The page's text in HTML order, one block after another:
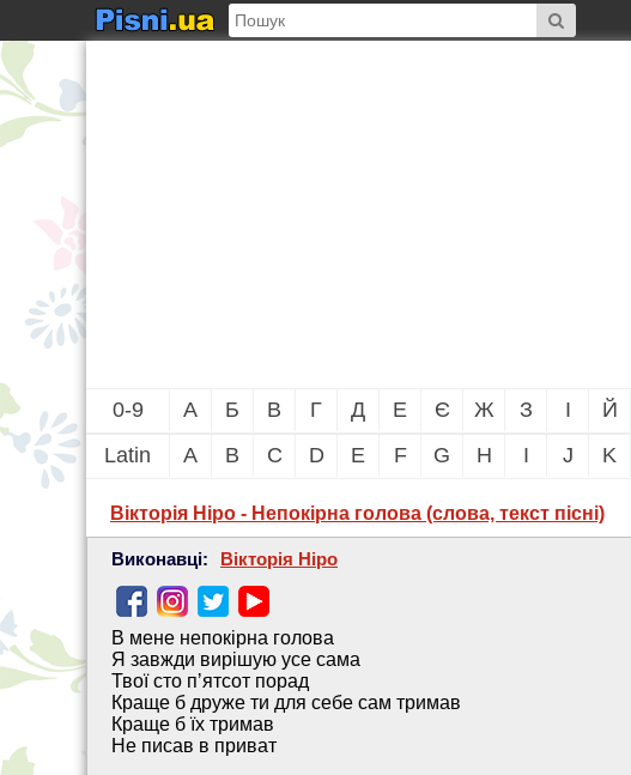
0-9 А Б В Г Д Е Є Ж З І Й
Latin
A B C D E F G H I J K
Вікторія Ніро - Непокірна голова (слова, текст пісні)
Виконавці: Вікторія Ніро
В мене непокірна голова
Я завжди вирішую усе сама
Твої сто пʼятсот порад
Краще б друже ти для себе сам тримав
Краще б їх тримав
Не писав в приват